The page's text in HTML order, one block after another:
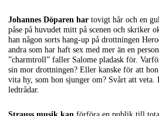
Johannes Döparen har tovigt hår och en
påse på huvudet mitt på scenen och skriker
han någon sorts hang-up på drottningen
andra som har haft sex med mer än en
”charmtroll” faller Salome pladask för.
sin mor drottningen? Eller kanske för att
vita hy, som hon sjunger om? Svårt att
ledtrådar.